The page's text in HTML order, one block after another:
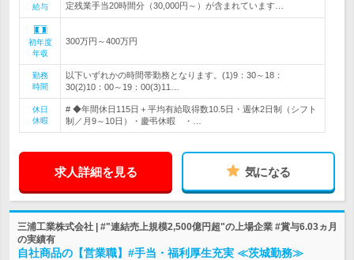
給与
定残業手当20時間分（30,000円～）が含まれています…
初年度
年収
300万円～400万円
勤務
時間
以下いずれかの時間帯勤務となります。(1)9：30～18：
30(2)10：00～19：00(3)11…
休日
休暇
# ◆年間休日115日＋平均有給取得数10.5日・週休2日制（シフト
制／月9～10日）・慶弔休暇 ・…
求人詳細を見る 気になる
三浦工業株式会社 | #"連結売上規模2,500億円超"の上場企業 #賞与6.03ヵ月
の実績有
自社商品の【営業職】#手当・福利厚生充実 ≪茨城勤務≫